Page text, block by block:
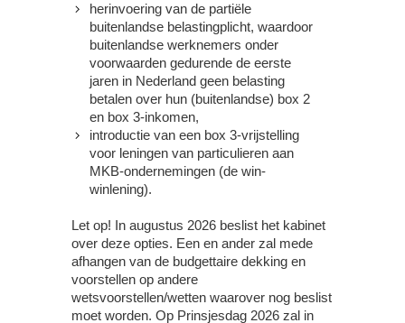
herinvoering van de partiële
buitenlandse belastingplicht, waardoor
buitenlandse werknemers onder
voorwaarden gedurende de eerste
jaren in Nederland geen belasting
betalen over hun (buitenlandse) box 2
en box 3-inkomen,
introductie van een box 3-vrijstelling
voor leningen van particulieren aan
MKB-ondernemingen (de win-
winlening).
Let op! In augustus 2026 beslist het kabinet
over deze opties. Een en ander zal mede
afhangen van de budgettaire dekking en
voorstellen op andere
wetsvoorstellen/wetten waarover nog beslist
moet worden. Op Prinsjesdag 2026 zal in